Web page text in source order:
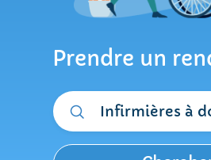
Prendre un
Infirmières à